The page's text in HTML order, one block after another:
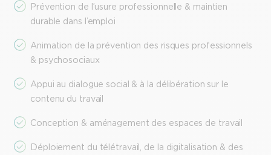
Prévention de l’usure professionnelle & maintien
durable dans l’emploi
Animation de la prévention des risques professionnels
& psychosociaux
Appui au dialogue social & à la délibération sur le
contenu du travail
Conception & aménagement des espaces de travail
Déploiement du télétravail, de la digitalisation & des